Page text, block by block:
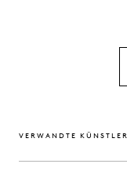
VERWANDTE KÜNSTLER